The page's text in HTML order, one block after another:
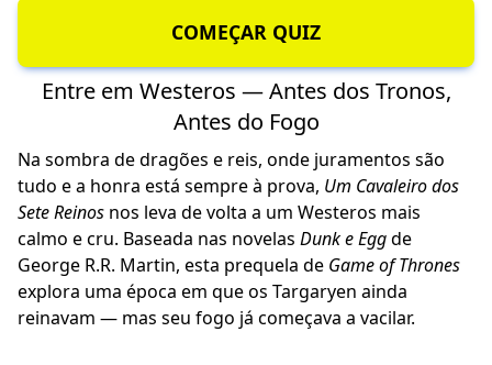
COMEÇAR QUIZ
Entre em Westeros — Antes dos Tronos,
Antes do Fogo
Na sombra de dragões e reis, onde juramentos são
tudo e a honra está sempre à prova, Um Cavaleiro dos
Sete Reinos nos leva de volta a um Westeros mais
calmo e cru. Baseada nas novelas Dunk e Eggde
George R.R. Martin, esta prequela de Game of Thrones
explora uma época em que os Targaryen ainda
reinavam — mas seu fogo já começava a vacilar.